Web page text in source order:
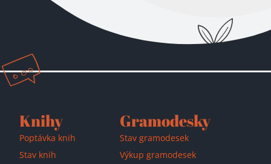
Přidáno do košíku!
Knihy
Poptávka knih
Stav knih
Gramodesky
Stav gramodesek
Výkup gramodesek